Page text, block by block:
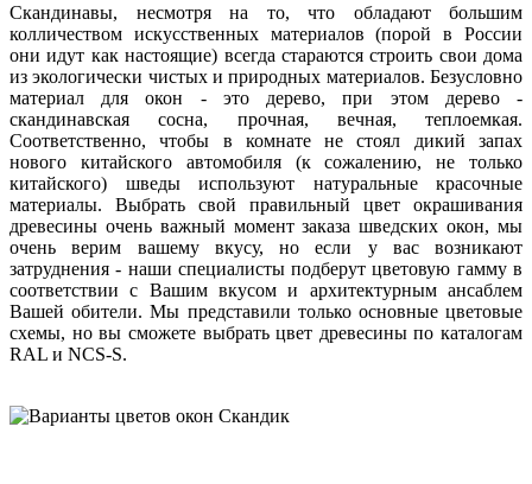
Скандинавы, несмотря на то, что обладают большим
колличеством искусственных материалов (порой в России
они идут как настоящие) всегда стараются строить свои дома
из экологически чистых и природных материалов. Безусловно
материал для окон - это дерево, при этом дерево -
скандинавская сосна, прочная, вечная, теплоемкая.
Соответственно, чтобы в комнате не стоял дикий запах
нового китайского автомобиля (к сожалению, не только
китайского) шведы используют натуральные красочные
материалы. Выбрать свой правильный цвет окрашивания
древесины очень важный момент заказа шведских окон, мы
очень верим вашему вкусу, но если у вас возникают
затруднения - наши специалисты подберут цветовую гамму в
соответствии с Вашим вкусом и архитектурным ансаблем
Вашей обители. Мы представили только основные цветовые
схемы, но вы сможете выбрать цвет древесины по каталогам
RAL и NCS-S.